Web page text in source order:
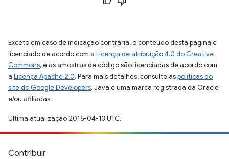
Exceto em caso de indicação contrária, o conteúdo desta página é
licenciado de acordo com a Licença de atribuição 4.0 do Creative
Commons, e as amostras de código são licenciadas de acordo com
a Licença Apache 2.0. Para mais detalhes, consulte aspolíticas do
site do Google Developers. Java é uma marca registrada da Oracle
e/ou afiliadas.
Última atualização 2015-04-13 UTC.
Contribuir